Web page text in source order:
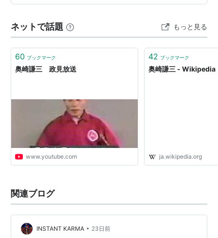
テン＆もあテンで話題になっており、トーキョーのシブ
てたまらなかったのを覚えています。 そして、未だにこ
れを超えるドキュメンタリーになかなか出合えな
い、、、、 冒頭の5分であっという…
ネットで話題 もっと見る
60 ブックマーク
奥崎謙三 政見放送
www.youtube.com
42 ブックマーク
奥崎謙三 - Wikipedia
ja.wikipedia.org
関連ブログ
INSTANT KARMA • 23日前